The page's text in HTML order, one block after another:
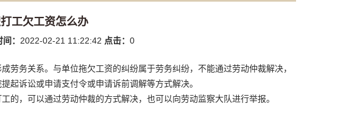
工欠工资怎么办
： 2022-02-21 11:22:42 点击：0
劳务关系。与单位拖欠工资的纠纷属于劳务纠纷，不能通过劳动仲裁解决，
起诉讼或申请支付令或申请诉前调解等方式解决。
的，可以通过劳动仲裁的方式解决，也可以向劳动监察大队进行举报。